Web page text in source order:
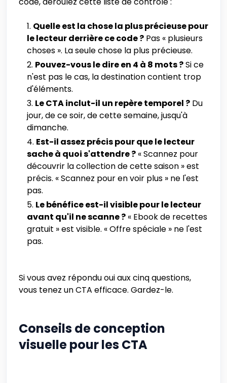
Quelle est la chose la plus précieuse pour
le lecteur derrière ce code ? Pas « plusieurs
choses ». La seule chose la plus précieuse.
Pouvez-vous le dire en 4 à 8 mots ?Si ce
n'est pas le cas, la destination contient trop
d'éléments.
Le CTA inclut-il un repère temporel ? Du
jour, de ce soir, de cette semaine, jusqu'à
dimanche.
Est-il assez précis pour que le lecteur
sache à quoi s'attendre ? « Scannez pour
découvrir la collection de cette saison » est
précis. « Scannez pour en voir plus » ne l'est
pas.
Le bénéfice est-il visible pour le lecteur
avant qu'il ne scanne ? « Ebook de recettes
gratuit » est visible. « Offre spéciale » ne l'est
pas.
Si vous avez répondu oui aux cinq questions,
vous tenez un CTA efficace. Gardez-le.
Conseils de conception
visuelle pour les CTA